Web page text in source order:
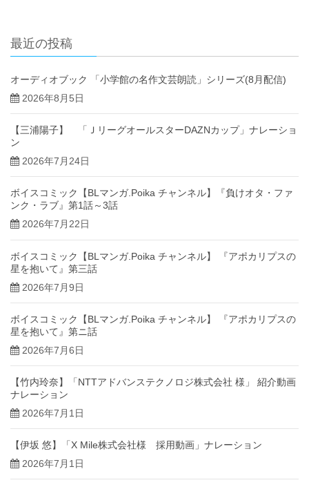
最近の投稿
オーディオブック 「小学館の名作文芸朗読」シリーズ(8月配信)
2026年8月5日
【三浦陽子】 「ＪリーグオールスターDAZNカップ」ナレーショ
ン
2026年7月24日
ボイスコミック【BLマンガ.Poika チャンネル】『負けオタ・ファ
ンク・ラブ』第1話～3話
2026年7月22日
ボイスコミック【BLマンガ.Poika チャンネル】 『アポカリプスの
星を抱いて』第三話
2026年7月9日
ボイスコミック【BLマンガ.Poika チャンネル】 『アポカリプスの
星を抱いて』第ニ話
2026年7月6日
【竹内玲奈】「NTTアドバンステクノロジ株式会社 様」 紹介動画
ナレーション
2026年7月1日
【伊坂 悠】「X Mile株式会社様 採用動画」ナレーション
2026年7月1日